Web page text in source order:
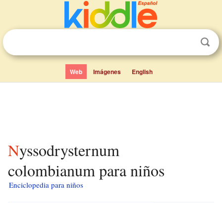
Web Imágenes English
Nyssodrysternum
colombianum para niños
Enciclopedia para niños